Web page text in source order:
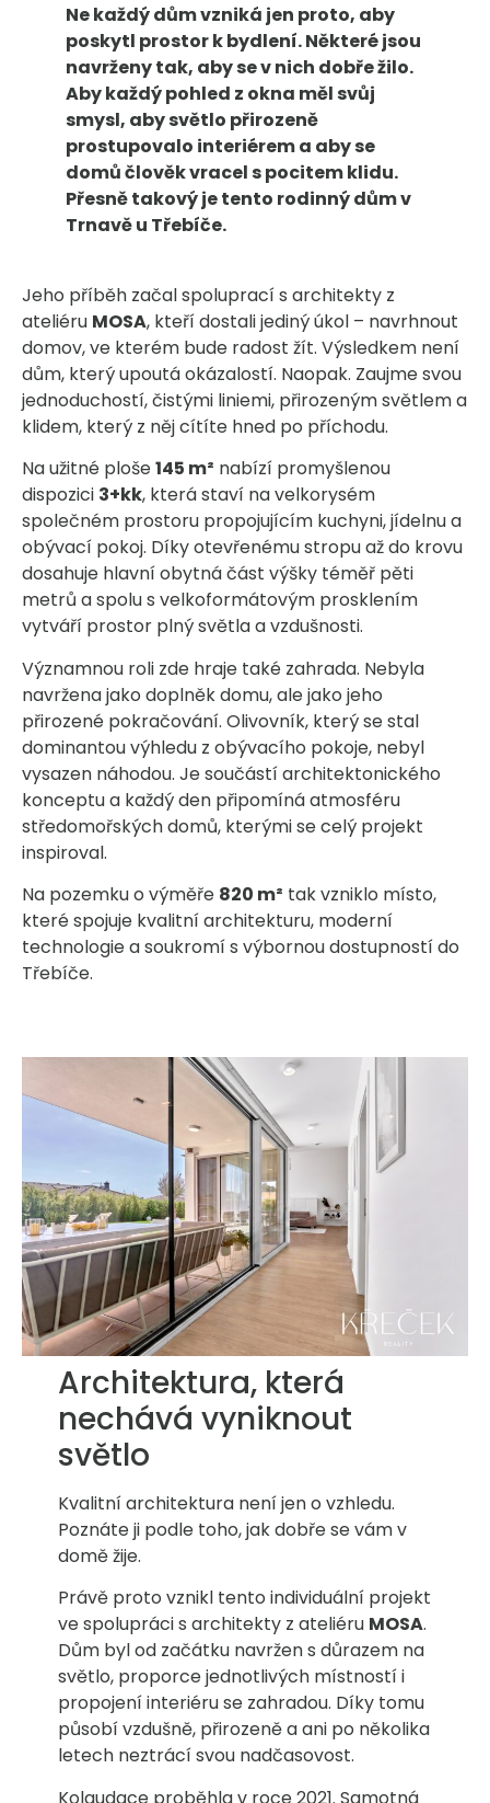
Ne každý dům vzniká jen proto, aby
poskytl prostor k bydlení. Některé jsou
navrženy tak, aby se v nich dobře žilo.
Aby každý pohled z okna měl svůj
smysl, aby světlo přirozeně
prostupovalo interiérem a aby se
domů člověk vracel s pocitem klidu.
Přesně takový je tento rodinný dům v
Trnavě u Třebíče.
Jeho příběh začal spoluprací s architekty z
ateliéru MOSA, kteří dostali jediný úkol – navrhnout
domov, ve kterém bude radost žít. Výsledkem není
dům, který upoutá okázalostí. Naopak. Zaujme svou
jednoduchostí, čistými liniemi, přirozeným světlem a
klidem, který z něj cítíte hned po příchodu.
Na užitné ploše145 m² nabízí promyšlenou
dispozici 3+kk, která staví na velkorysém
společném prostoru propojujícím kuchyni, jídelnu a
obývací pokoj. Díky otevřenému stropu až do krovu
dosahuje hlavní obytná část výšky téměř pěti
metrů a spolu s velkoformátovým prosklením
vytváří prostor plný světla a vzdušnosti.
Významnou roli zde hraje také zahrada. Nebyla
navržena jako doplněk domu, ale jako jeho
přirozené pokračování. Olivovník, který se stal
dominantou výhledu z obývacího pokoje, nebyl
vysazen náhodou. Je součástí architektonického
konceptu a každý den připomíná atmosféru
středomořských domů, kterými se celý projekt
inspiroval.
Na pozemku o výměře 820 m² tak vzniklo místo,
které spojuje kvalitní architekturu, moderní
technologie a soukromí s výbornou dostupností do
Třebíče.
Architektura, která
nechává vyniknout
světlo
Kvalitní architektura není jen o vzhledu.
Poznáte ji podle toho, jak dobře se vám v
domě žije.
Právě proto vznikl tento individuální projekt
ve spolupráci s architekty z ateliéru MOSA.
Dům byl od začátku navržen s důrazem na
světlo, proporce jednotlivých místností i
propojení interiéru se zahradou. Díky tomu
působí vzdušně, přirozeně a ani po několika
letech neztrácí svou nadčasovost.
Kolaudace proběhla v roce 2021. Samotná